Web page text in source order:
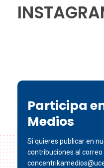
Participa
Medios
Si quieres publicar en
contribuciones al correo